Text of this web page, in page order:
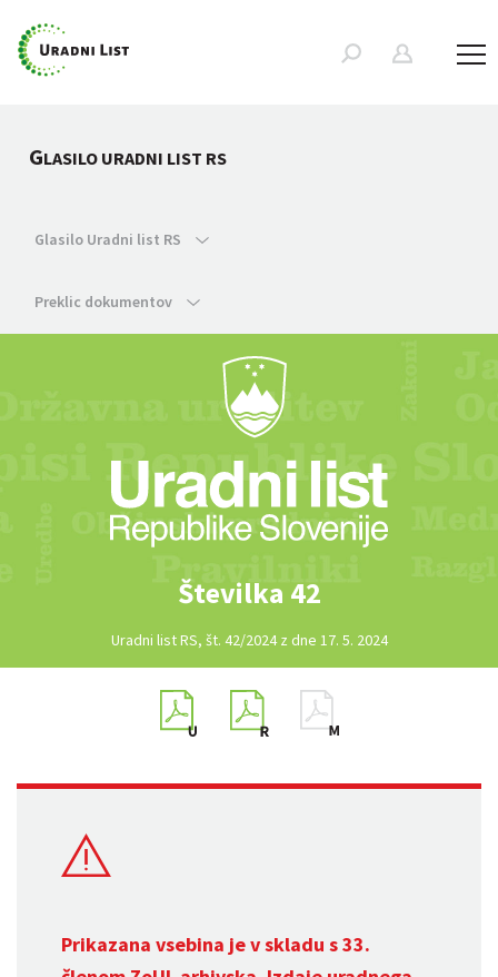
GLASILO URADNI LIST RS
Glasilo Uradni list RS
Preklic dokumentov
Številka 42
Uradni list RS, št. 42/2024 z dne 17. 5. 2024
Prikazana vsebina je v skladu s 33.